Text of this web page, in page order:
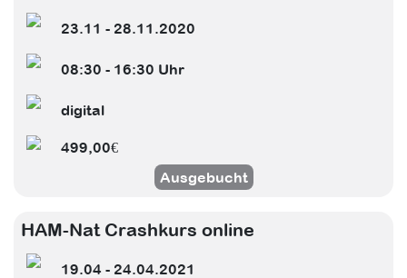
23.11 - 28.11.2020
08:30 - 16:30 Uhr
digital
499,00€
Ausgebucht
HAM-Nat Crashkurs online
19.04 - 24.04.2021